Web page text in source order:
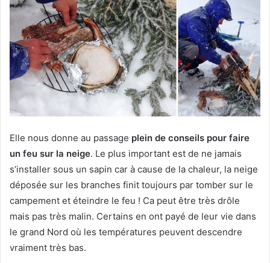
Elle nous donne au passage plein de conseils pour faire
un feu sur la neige. Le plus important est de ne jamais
s’installer sous un sapin car à cause de la chaleur, la neige
déposée sur les branches finit toujours par tomber sur le
campement et éteindre le feu ! Ca peut être très drôle
mais pas très malin. Certains en ont payé de leur vie dans
le grand Nord où les températures peuvent descendre
vraiment très bas.